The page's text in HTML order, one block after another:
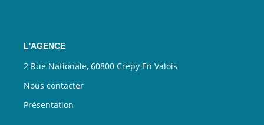
L'AGENCE
2 Rue Nationale, 60800 Crepy En Valois
Nous contacter
Présentation